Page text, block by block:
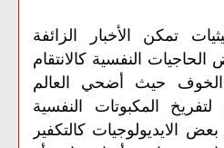
تمكن الأخبار الزائفة
النفسیة كالانتقام
الخوف حیث أضحي العالم
المكبوتات النفسیة
الایدیولوجیات كالتكفیر